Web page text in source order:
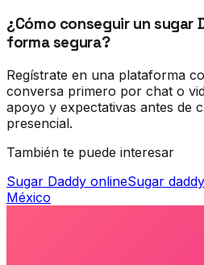
¿Cómo conseguir un sugar
forma segura?
Regístrate en una plataforma
conversa primero por chat o
apoyo y expectativas antes de
presencial.
También te puede interesar
Sugar Daddy onlineSugar
México